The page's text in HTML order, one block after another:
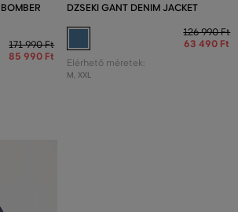
171 990 Ft
85 990 Ft
DZSEKI GANT DENIM JACKET
126 990 Ft
63 490 Ft
Elérhető méretek:
M, XXL